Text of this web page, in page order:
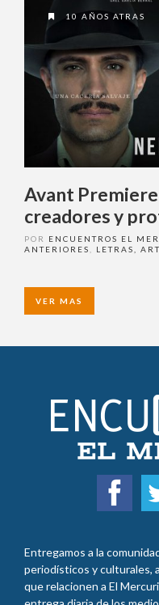
10 AÑOS ATRAS
Avant
creadores y
POR ENCUENTROS EL
ANTERIORES
LETRAS,
VER MAS
Entregamos a la
periodísticos y culturales,
que relacionen a El